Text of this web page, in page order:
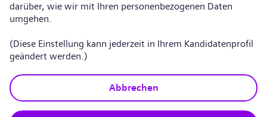
darüber, wie wir mit Ihren personenbezogenen Daten
umgehen.
(Diese Einstellung kann jederzeit in Ihrem Kandidatenprofil
geändert werden.)
Abbrechen